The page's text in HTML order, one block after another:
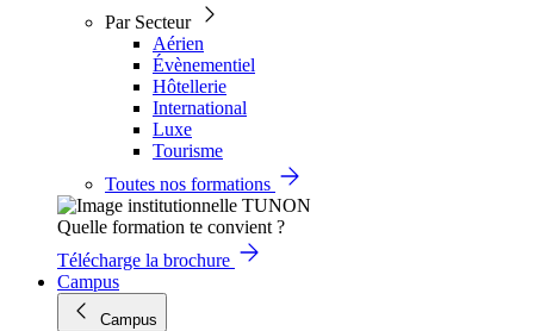
Par Secteur
Aérien
Évènementiel
Hôtellerie
International
Luxe
Tourisme
Toutes nos formations
Quelle formation te convient ?
Télécharge la brochure
Campus
Campus